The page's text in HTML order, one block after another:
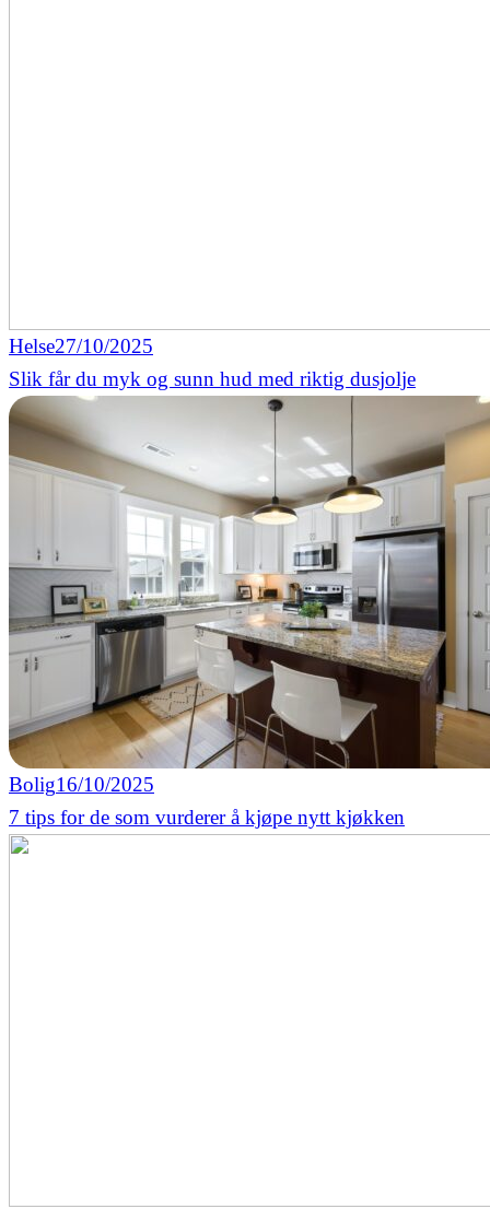
Helse27/10/2025
Slik får du myk og sunn hud med riktig dusjolje
Bolig16/10/2025
7 tips for de som vurderer å kjøpe nytt kjøkken